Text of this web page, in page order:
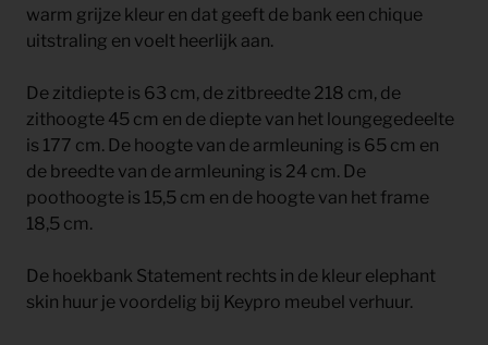
warm grijze kleur en dat geeft de bank een chique
uitstraling en voelt heerlijk aan.
De zitdiepte is 63 cm, de zitbreedte 218 cm, de
zithoogte 45 cm en de diepte van het loungegedeelte
is 177 cm. De hoogte van de armleuning is 65 cm en
de breedte van de armleuning is 24 cm. De
poothoogte is 15,5 cm en de hoogte van het frame
18,5 cm.
De hoekbank Statement rechts in de kleur elephant
skin huur je voordelig bij Keypro meubel verhuur.